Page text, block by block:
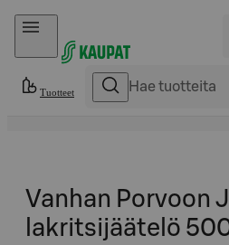
Hyppää sisältöön
Tuotteet
Vanhan Porvoon
lakritsijäätelö